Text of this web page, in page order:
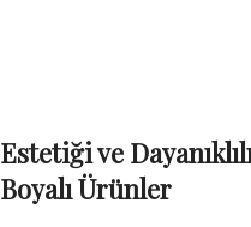
Estetiği ve
Boyalı Ürünler